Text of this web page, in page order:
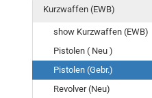
Kurzwaffen (EWB)
show Kurzwaffen (EWB)
Pistolen ( Neu )
Pistolen (Gebr.)
Revolver (Neu)